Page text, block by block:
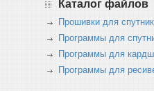
Каталог файлов
Прошивки для
Программы для
Программы для
Программы для